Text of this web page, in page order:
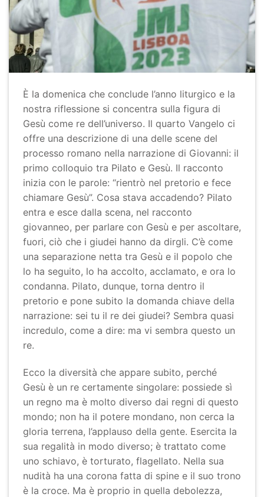
È la domenica che conclude l’anno liturgico e la
nostra riflessione si concentra sulla figura di
Gesù come re dell’universo. Il quarto Vangelo ci
offre una descrizione di una delle scene del
processo romano nella narrazione di Giovanni: il
primo colloquio tra Pilato e Gesù. Il racconto
inizia con le parole: “rientrò nel pretorio e fece
chiamare Gesù”. Cosa stava accadendo? Pilato
entra e esce dalla scena, nel racconto
giovanneo, per parlare con Gesù e per ascoltare,
fuori, ciò che i giudei hanno da dirgli. C’è come
una separazione netta tra Gesù e il popolo che
lo ha seguito, lo ha accolto, acclamato, e ora lo
condanna. Pilato, dunque, torna dentro il
pretorio e pone subito la domanda chiave della
narrazione: sei tu il re dei giudei? Sembra quasi
incredulo, come a dire: ma vi sembra questo un
re.
Ecco la diversità che appare subito, perché
Gesù è un re certamente singolare: possiede sì
un regno ma è molto diverso dai regni di questo
mondo; non ha il potere mondano, non cerca la
gloria terrena, l’applauso della gente. Esercita la
sua regalità in modo diverso; è trattato come
uno schiavo, è torturato, flagellato. Nella sua
nudità ha una corona fatta di spine e il suo trono
è la croce. Ma è proprio in quella debolezza,